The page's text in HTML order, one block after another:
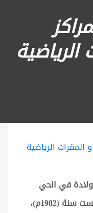
في الحي
الاشتراكي مقابل حي المثنى أسست سنة (1982م)،